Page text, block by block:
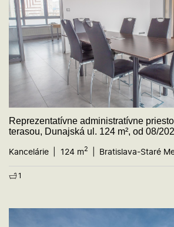
Reprezentatívne administratívne
terasou, Dunajská ul. 124 m², od 08/
Kancelárie
124 m2 Bratislava-Staré
1